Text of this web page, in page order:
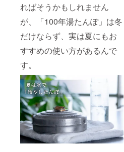
ればそうかもしれません
が、「100年湯たんぽ」は冬
だけならず、実は夏にもお
すすめの使い方があるんで
す。